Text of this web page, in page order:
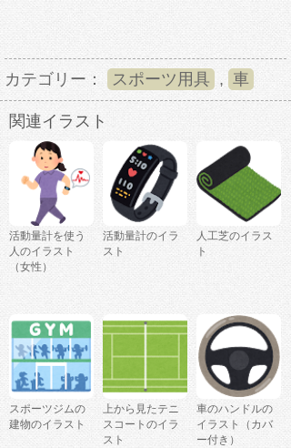
カテゴリー： スポーツ用具 , 車
関連イラスト
活動量計を使う
人のイラスト
（女性）
活動量計のイラ
スト
人工芝のイラス
ト
スポーツジムの
建物のイラスト
上から見たテニ
スコートのイラ
スト
車のハンドルの
イラスト（カバ
ー付き）